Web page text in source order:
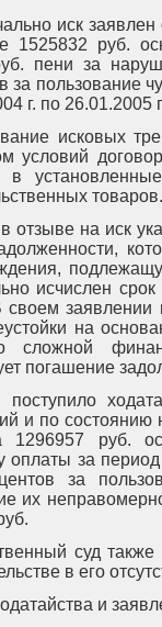
иск
1525832 руб.
пени за
за пользование
г. по 26.01.2005
исковых
условий
в
товаров.
отзыве на иск
исчислен
своем
на
сложной
погашение
поступило
и по состоянию
1296957 руб.
оплаты за
за
их
суд
в его
и